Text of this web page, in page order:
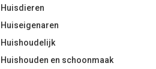
Huisdieren
Huiseigenaren
Huishoudelijk
Huishouden en schoonmaak